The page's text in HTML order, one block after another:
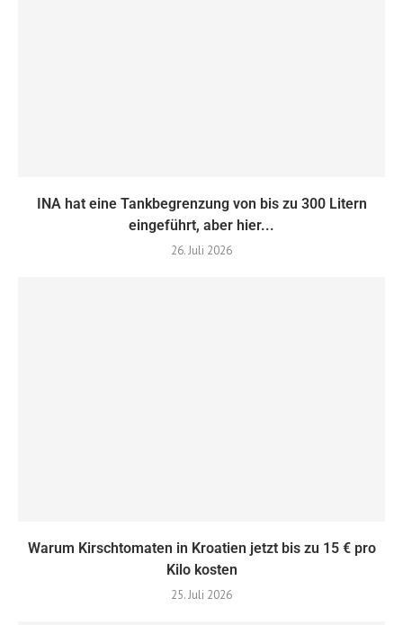
INA hat eine Tankbegrenzung von bis zu 300 Litern
eingeführt, aber hier...
26. Juli 2026
Warum Kirschtomaten in Kroatien jetzt bis zu 15 € pro
Kilo kosten
25. Juli 2026